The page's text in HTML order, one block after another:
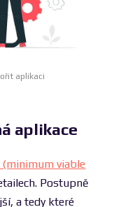
aplikaci
aplikace
(minimum viable
Postupně
a tedy které